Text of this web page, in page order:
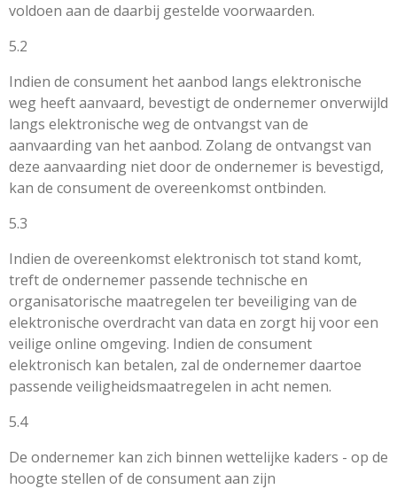
voldoen aan de daarbij gestelde voorwaarden.
5.2
Indien de consument het aanbod langs elektronische
weg heeft aanvaard, bevestigt de ondernemer onverwijld
langs elektronische weg de ontvangst van de
aanvaarding van het aanbod. Zolang de ontvangst van
deze aanvaarding niet door de ondernemer is bevestigd,
kan de consument de overeenkomst ontbinden.
5.3
Indien de overeenkomst elektronisch tot stand komt,
treft de ondernemer passende technische en
organisatorische maatregelen ter beveiliging van de
elektronische overdracht van data en zorgt hij voor een
veilige online omgeving. Indien de consument
elektronisch kan betalen, zal de ondernemer daartoe
passende veiligheidsmaatregelen in acht nemen.
5.4
De ondernemer kan zich binnen wettelijke kaders - op de
hoogte stellen of de consument aan zijn